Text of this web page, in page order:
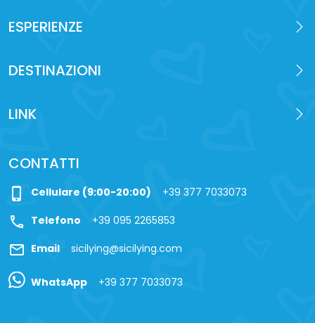
ESPERIENZE
DESTINAZIONI
LINK
CONTATTI
phone_iphone Cellulare (9:00-20:00) +39 377 7033073
call Telefono +39 095 2265853
mail Email sicilying@sicilying.com
WhatsApp +39 377 7033073